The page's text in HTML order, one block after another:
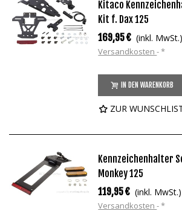
Kitaco
Kit f. Dax 125
169,95 € (inkl. MwSt.)
Versandkosten *
IN DEN WARENKORB
ZUR
Kennzeichenhalter
Monkey 125
119,95 € (inkl. MwSt.)
Versandkosten *